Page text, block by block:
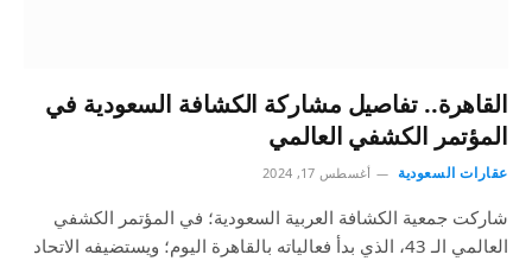
القاهرة.. تفاصيل مشاركة الكشافة السعودية في
المؤتمر الكشفي العالمي
عقارات السعودية أغسطس 17, 2024
شاركت جمعية الكشافة العربية السعودية؛ في المؤتمر الكشفي
العالمي الـ 43، الذي بدأ فعالياته بالقاهرة اليوم؛ ويستضيفه الاتحاد